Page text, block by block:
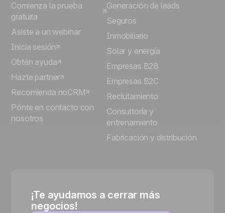
Comienza la prueba
gratuita
Asiste a un webinar
Inicia sesión
Obtén ayuda
Hazte partner
Recomienda noCRM
Pónte en contacto con
nosotros
Generación de leads
Seguros
Inmobiliario
Solar y energía
Empresas B2B
Empresas B2C
Reclutamiento
Consultoría y
entrenamiento
Fabricación y distribución
¡Te ayudamos a cerrar más
negocios!